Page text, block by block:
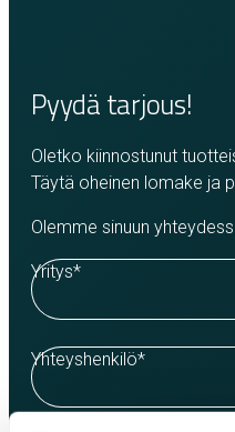
Pyydä tarjous!
Oletko kiinnostunut
Täytä oheinen lomake ja
Olemme sinuun
Yritys*
Yhteyshenkilö*